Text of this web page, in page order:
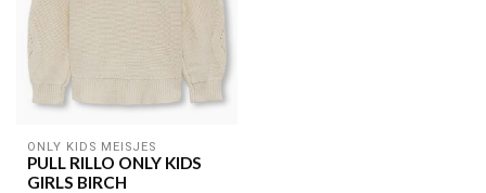
ONLY KIDS MEISJES
PULL RILLO ONLY KIDS
GIRLS BIRCH